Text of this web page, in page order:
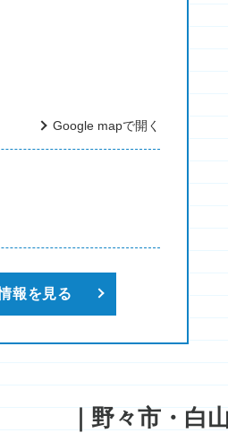
Google mapで開く
報を見る
｜野々市・白